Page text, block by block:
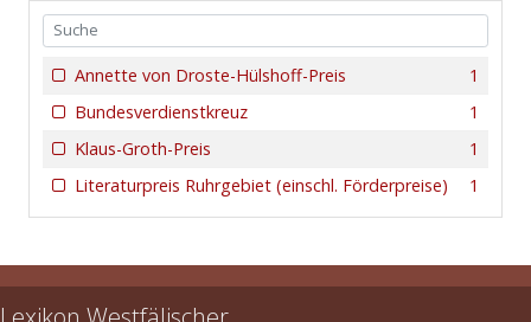
Dingden (Hamminkeln)
Halver-Oberbrügge
1
Annette von Droste-Hülshoff-Preis
1
Bundesverdienstkreuz
1
Klaus-Groth-Preis
1
Literaturpreis Ruhrgebiet (einschl. Förderpreise)